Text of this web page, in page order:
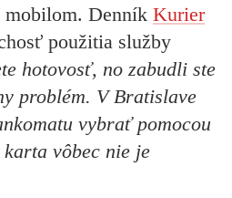
mobilom. Denník Kurier
použitia služby
hotovosť, no zabudli ste
problém. V Bratislave
vybrať pomocou
vôbec nie je